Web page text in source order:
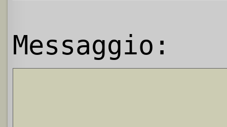
Messaggio: